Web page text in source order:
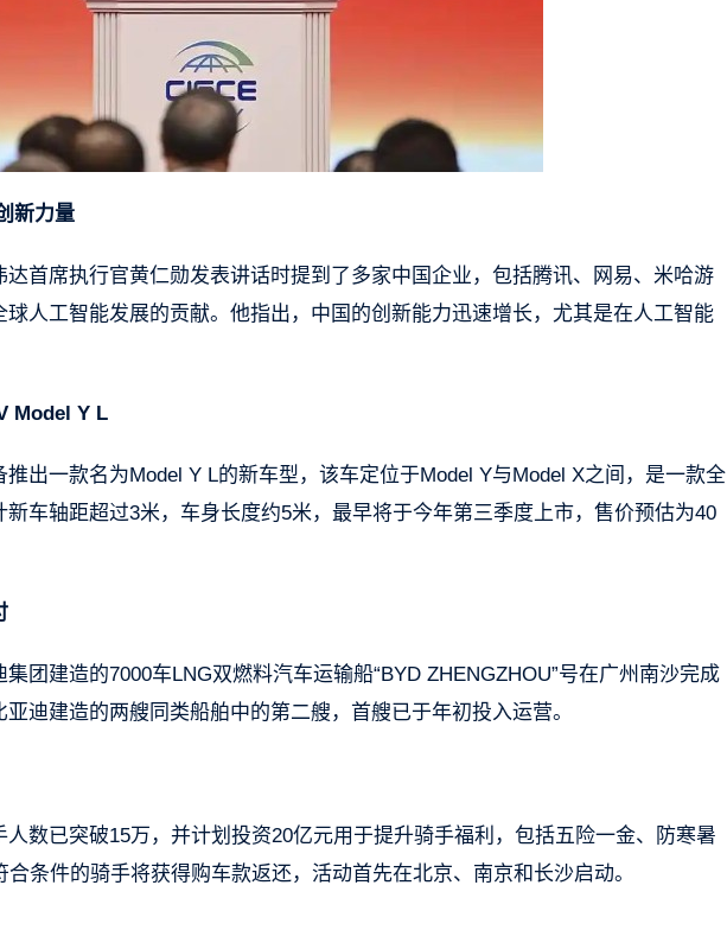
新力量
首席执行官黄仁勋发表讲话时提到了多家中国企业，包括腾讯、网易、米哈游
人工智能发展的贡献。他指出，中国的创新能力迅速增长，尤其是在人工智能
Model Y L
出一款名为Model Y L的新车型，该车定位于Model Y与Model X之间，是一款全
车轴距超过3米，车身长度约5米，最早将于今年第三季度上市，售价预估为40
团建造的7000车LNG双燃料汽车运输船“BYD ZHENGZHOU”号在广州南沙完成
迪建造的两艘同类船舶中的第二艘，首艘已于年初投入运营。
数已突破15万，并计划投资20亿元用于提升骑手福利，包括五险一金、防寒暑
条件的骑手将获得购车款返还，活动首先在北京、南京和长沙启动。